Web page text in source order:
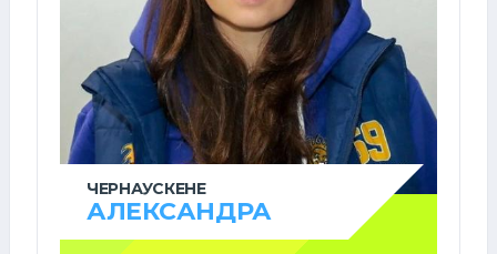
ЧЕРНАУСКЕНЕ
АЛЕКСАНДРА